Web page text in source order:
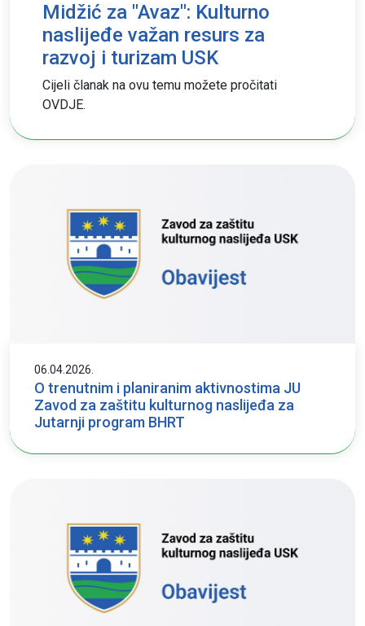
Midžić za "Avaz": Kulturno
naslijeđe važan resurs za
razvoj i turizam USK
Cijeli članak na ovu temu možete pročitati
OVDJE.
06.04.2026.
O trenutnim i planiranim aktivnostima JU
Zavod za zaštitu kulturnog naslijeđa za
Jutarnji program BHRT